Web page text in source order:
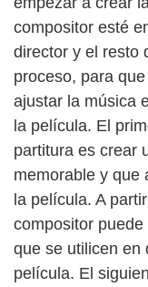
compositor esté
director y el resto
proceso, para
ajustar la música
la película. El
partitura es crear
memorable y que
la película. A
compositor
que se utilicen en
película. El